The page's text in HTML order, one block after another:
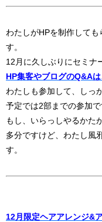
わたしがHPを制作して
す。
12月に久しぶりにセミナ
HP集客やブログのQ&A
わたしも参加して、しっ
予定では2部までの参加で
もし、いらっしやるかた
多分ですけど、わたし風
す。
12月限定ヘアアレンジ&